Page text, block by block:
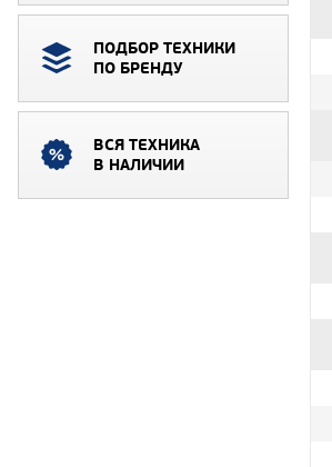
ПОДБОР ТЕХНИКИ
ПО БРЕНДУ
ВСЯ ТЕХНИКА
В НАЛИЧИИ